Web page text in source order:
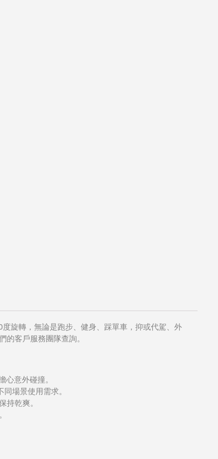
旋轉，無論是跑步、健身、踩單車，抑或代駕、外
客戶服務團隊查詢。
意外碰撞。
場景使用需求。
乾爽。